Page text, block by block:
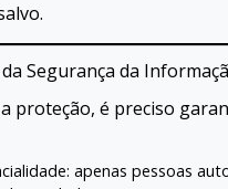
Segurança da
proteção, é preciso
apenas pessoas